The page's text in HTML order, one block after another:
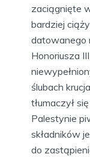
zaciągnięte
bardziej
datowanego
Honoriusza
ślubach
tłumaczył
Palestynie
składników
do